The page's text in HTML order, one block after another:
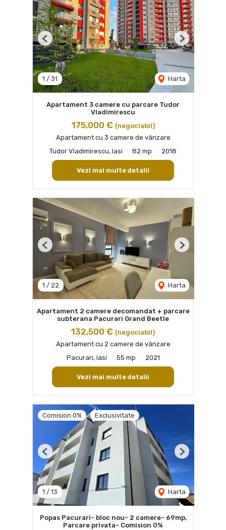
1 / 31 Harta
Previous Next
Apartament 3 camere cu parcare Tudor
Vladimirescu
175,000 € (negociabil)
Apartament cu 3 camere de vânzare
Tudor Vladimirescu, Iasi
82 mp 2018
Vezi mai multe detalii
1 / 22 Harta
Previous Next
Apartament 2 camere decomandat + parcare
subterana Pacurari Grand Beetle
132,500 € (negociabil)
Apartament cu 2 camere de vânzare
Pacurari, Iasi
55 mp 2021
Vezi mai multe detalii
Comision 0% Exclusivitate
1 / 13 Harta
Previous Next
Popas Pacurari- bloc nou- 2 camere- 69mp,
Parcare privata- Comision 0%